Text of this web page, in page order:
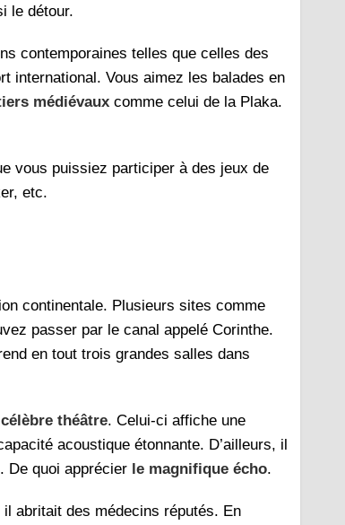
le détour.
contemporaines telles que celles des
international. Vous aimez les balades en
médiévauxcomme celui de la Plaka.
vous puissiez participer à des jeux de
etc.
continentale. Plusieurs sites comme
passer par le canal appelé Corinthe.
en tout trois grandes salles dans
célèbre théâtre. Celui-ci affiche une
acoustique étonnante. D’ailleurs, il
De quoi apprécier le magnifique écho.
abritait des médecins réputés. En